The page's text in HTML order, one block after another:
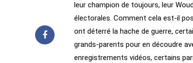
leur champion de toujours, leur
électorales. Comment cela est-il
ont déterré la hache de guerre,
grands-parents pour en découdre
enregistrements vidéos, certains